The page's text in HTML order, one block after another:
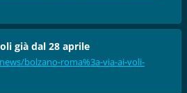
già dal 28 aprile
bolzano-roma%3a-via-ai-voli-